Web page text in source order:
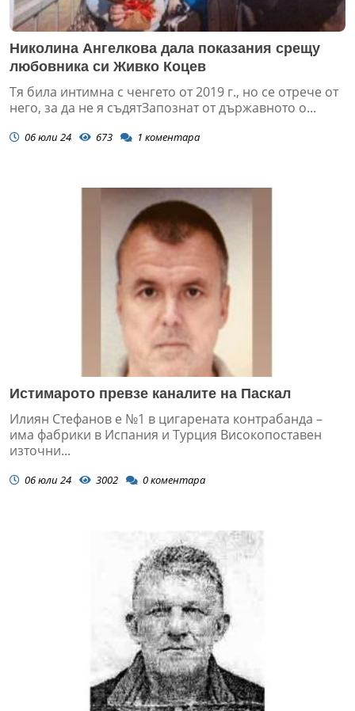
Николина Ангелкова дала показания срещу
любовника си Живко Коцев
Тя била интимна с ченгето от 2019 г., но се отрече от
него, за да не я съдятЗапознат от държавното о...
06 юли 24 673 1 коментара
Истимарото превзе каналите на Паскал
Илиян Стефанов е №1 в цигарената контрабанда –
има фабрики в Испания и Турция Високопоставен
източни...
06 юли 24 3002 0коментара